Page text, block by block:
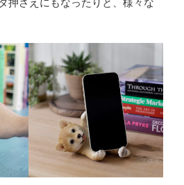
押さえにもなったりと、様々な